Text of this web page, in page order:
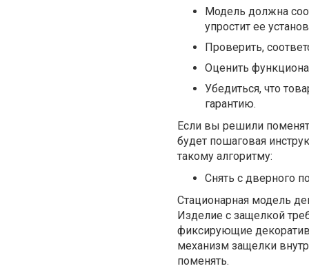
Модель должна
упростит ее
Проверить,
Оценить
Убедиться, что
гарантию.
Если вы решили
будет пошаговая
такому алгоритму:
Снять с дверного
Стационарная модель
Изделие с защелкой
фиксирующие
механизм защелки
поменять.